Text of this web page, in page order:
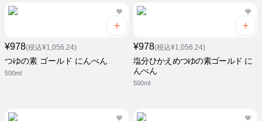
¥978(税込¥1,056.24)
つゆの素 ゴールド にんべん
500ml
¥978(税込¥1,056.24)
塩分ひかえめつゆの素ゴールド に
んべん
500ml